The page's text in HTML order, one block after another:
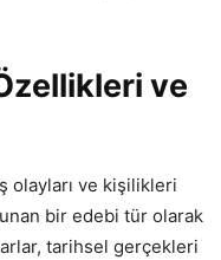
ve
olayları ve kişilikleri
bir edebi tür olarak
tarihsel gerçekleri